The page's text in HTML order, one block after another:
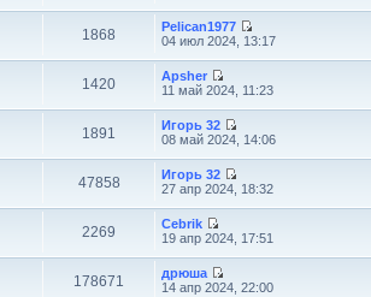
1868
Pelican1977
04 июл 2024, 13:17
1420
Apsher
11 май 2024, 11:23
1891
Игорь 32
08 май 2024, 14:06
47858
Игорь 32
27 апр 2024, 18:32
2269
Cebrik
19 апр 2024, 17:51
178671
дрюша
14 апр 2024, 22:00